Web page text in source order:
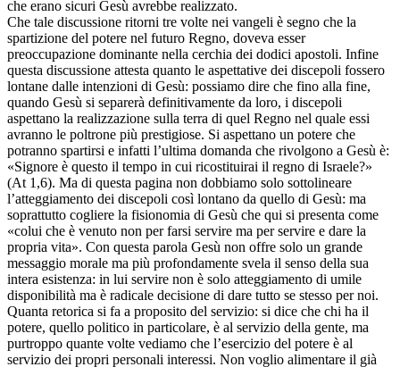
che erano sicuri Gesù avrebbe realizzato.
Che tale discussione ritorni tre volte nei vangeli è segno che la
spartizione del potere nel futuro Regno, doveva esser
preoccupazione dominante nella cerchia dei dodici apostoli. Infine
questa discussione attesta quanto le aspettative dei discepoli fossero
lontane dalle intenzioni di Gesù: possiamo dire che fino alla fine,
quando Gesù si separerà definitivamente da loro, i discepoli
aspettano la realizzazione sulla terra di quel Regno nel quale essi
avranno le poltrone più prestigiose. Si aspettano un potere che
potranno spartirsi e infatti l’ultima domanda che rivolgono a Gesù è:
«Signore è questo il tempo in cui ricostituirai il regno di Israele?»
(At 1,6). Ma di questa pagina non dobbiamo solo sottolineare
l’atteggiamento dei discepoli così lontano da quello di Gesù: ma
soprattutto cogliere la fisionomia di Gesù che qui si presenta come
«colui che è venuto non per farsi servire ma per servire e dare la
propria vita». Con questa parola Gesù non offre solo un grande
messaggio morale ma più profondamente svela il senso della sua
intera esistenza: in lui servire non è solo atteggiamento di umile
disponibilità ma è radicale decisione di dare tutto se stesso per noi.
Quanta retorica si fa a proposito del servizio: si dice che chi ha il
potere, quello politico in particolare, è al servizio della gente, ma
purtroppo quante volte vediamo che l’esercizio del potere è al
servizio dei propri personali interessi. Non voglio alimentare il già